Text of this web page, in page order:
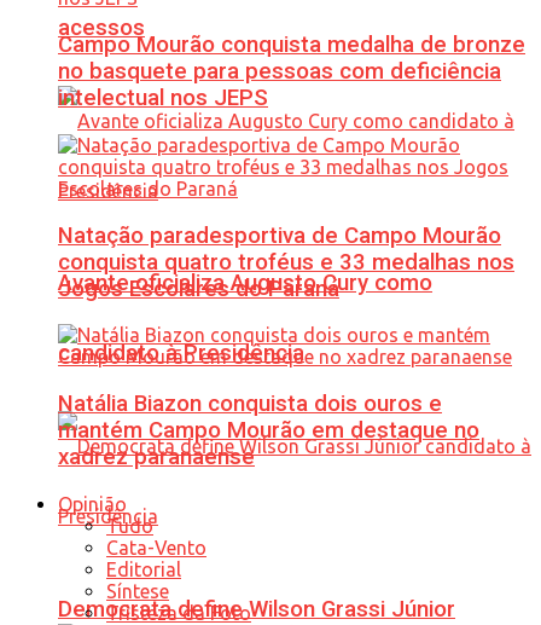
acessos
Avante oficializa Augusto Cury como
candidato à Presidência
Democrata define Wilson Grassi Júnior
Campo Mourão conquista medalha de bronze
no basquete para pessoas com deficiência
intelectual nos JEPS
Natação paradesportiva de Campo Mourão
conquista quatro troféus e 33 medalhas nos
Jogos Escolares do Paraná
Natália Biazon conquista dois ouros e
mantém Campo Mourão em destaque no
xadrez paranaense
Opinião
Tudo
Cata-Vento
Editorial
Síntese
Tristeza da Foto